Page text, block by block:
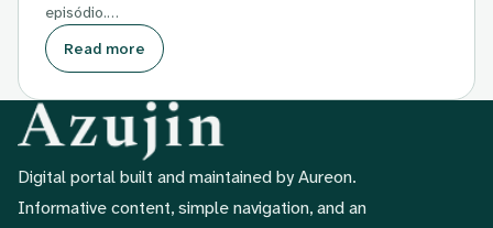
episódio.…
Read more
Digital portal built and maintained by Aureon.
Informative content, simple navigation, and an